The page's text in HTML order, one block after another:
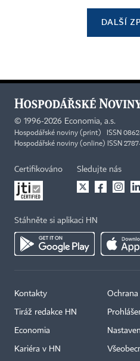
DALŠÍ
© 1996-2026 Economia, a.s.
Hospodářské noviny (print) ISSN
Hospodářské noviny (online) ISSN
Certifikováno Sledujte nás
Stáhněte si aplikaci HN
Kontakty
Tiráž redakce HN
Economia
Kariéra v HN